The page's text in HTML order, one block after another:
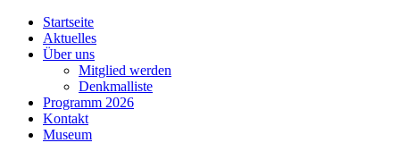
Startseite
Aktuelles
Über uns
Mitglied werden
Denkmalliste
Programm 2026
Kontakt
Museum